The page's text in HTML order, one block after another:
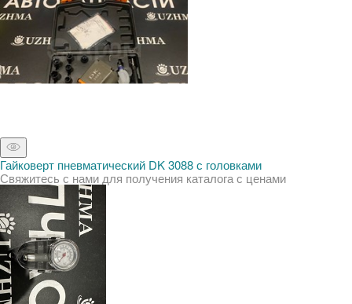
Гайковерт пневматический DK 3088 с головками
Свяжитесь с нами для получения каталога с ценами